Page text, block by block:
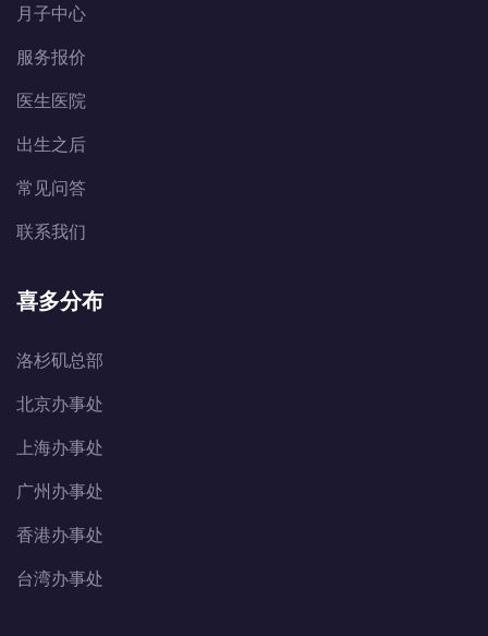
月子中心
服务报价
医生医院
出生之后
常见问答
联系我们
喜多分布
洛杉矶总部
北京办事处
上海办事处
广州办事处
香港办事处
台湾办事处